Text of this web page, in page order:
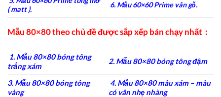
( matt ).
6. Mẫu 60×60 Prime vân gỗ.
Mẫu 80×80 theo chủ đề được sắp xếp bán chạy nhất :
1. Mẫu 80×80 bóng tông
trắng xám
2. Mẫu 80×80 bóng tông đậm
3. Mẫu 80×80 bóng tông
vàng
4. Mẫu 80×80 màu xám – màu
có vân nhẹ nhàng